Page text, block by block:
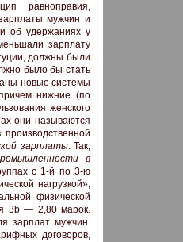
равноправия,
мужчин и
об удержаниях у
зарплату
должны были
было бы стать
новые системы
нижние (по
женского
они называются
зарплаты. Так,
в
с 1-й по 3-ю
нагрузкой»;
физической
3b — 2,80 марок.
зарплат мужчин.
договоров,